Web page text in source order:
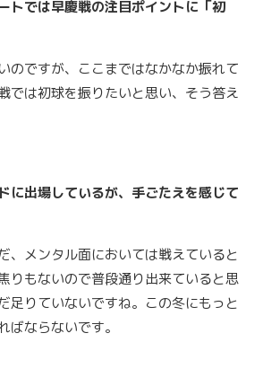
トでは早慶戦の注目ポイントに「初
のですが、ここまではなかなか振れて
では初球を振りたいと思い、そう答え
に出場しているが、手ごたえを感じて
、メンタル面においては戦えていると
りもないので普段通り出来ていると思
足りていないですね。この冬にもっと
ばならないです。